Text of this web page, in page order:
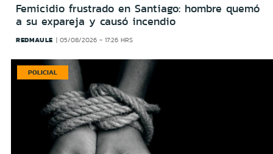
Femicidio frustrado en Santiago: hombre quemó
a su expareja y causó incendio
REDMAULE 05/08/2026 - 17:26 HRS
POLICIAL